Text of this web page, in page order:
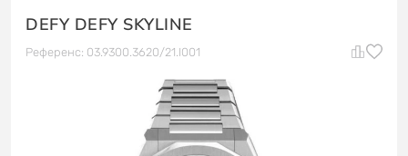
DEFY DEFY SKYLINE
Референс: 03.9300.3620/21.I001